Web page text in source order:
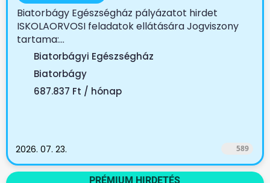
Biatorbágy Egészségház pályázatot hirdet
ISKOLAORVOSI feladatok ellátására Jogviszony
tartama:...
Biatorbágyi Egészségház
Biatorbágy
687.837 Ft / hónap
2026. 07. 23. 589
PRÉMIUM HIRDETÉS